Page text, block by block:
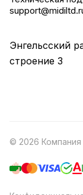
Энгельсский
строение 3
© 2026